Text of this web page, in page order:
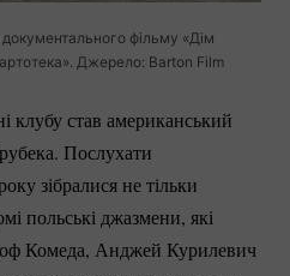
документального фільму «Дім
Джерело: Barton Film
клубу став американський
Послухати
зібралися не тільки
польські джазмени, які
Комеда, Анджей Курилевич